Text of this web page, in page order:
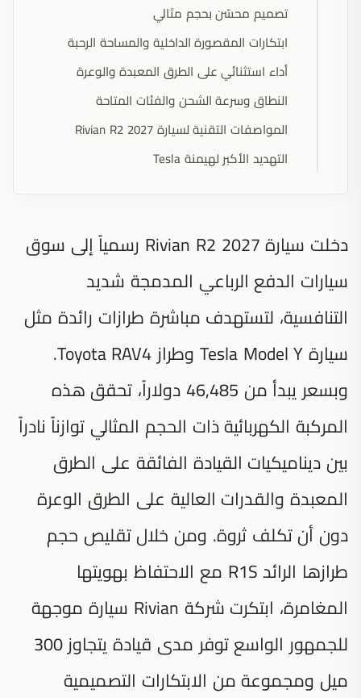
تصميم محسّن بحجم مثالي
ابتكارات المقصورة الداخلية والمساحة الرحبة
أداء استثنائي على الطرق المعبدة والوعرة
النطاق وسرعة الشحن والفئات المتاحة
المواصفات التقنية لسيارة 2027 Rivian R2
التهديد الأكبر لهيمنة Tesla
دخلت سيارة 2027 Rivian R2 رسمياً إلى سوق
سيارات الدفع الرباعي المدمجة شديد
التنافسية، لتستهدف مباشرة طرازات رائدة مثل
سيارة Tesla Model Y وطراز Toyota RAV4.
وبسعر يبدأ من 46,485 دولاراً، تحقق هذه
المركبة الكهربائية ذات الحجم المثالي توازناً نادراً
بين ديناميكيات القيادة الفائقة على الطرق
المعبدة والقدرات العالية على الطرق الوعرة
دون أن تكلف ثروة. ومن خلال تقليص حجم
طرازها الرائد R1S مع الاحتفاظ بهويتها
المغامرة، ابتكرت شركة Rivian سيارة موجهة
للجمهور الواسع توفر مدى قيادة يتجاوز 300
ميل ومجموعة من الابتكارات التصميمية